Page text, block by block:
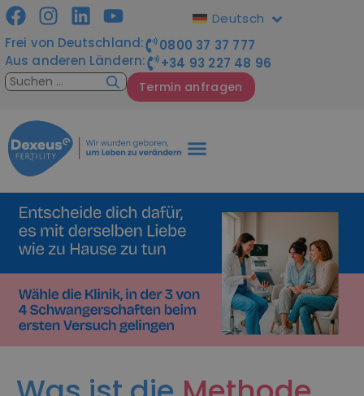
Frei von Deutschland:
0800 37 37 777
Aus anderen Ländern:
+34 93 227 48 96
Termin anfragen
Deutsch